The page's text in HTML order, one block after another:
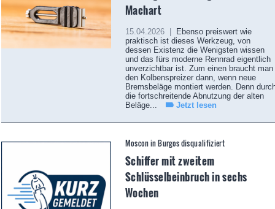
Machart
15.04.2026 |
Ebenso preiswert wie
praktisch ist dieses Werkzeug, von
dessen Existenz die Wenigsten wissen
und das fürs moderne Rennrad eigentlich
unverzichtbar ist. Zum einen braucht man
den Kolbenspreizer dann, wenn neue
Bremsbeläge montiert werden. Denn
die fortschreitende Abnutzung der alten
Beläge...
Jetzt lesen
Moscon in Burgos disqualifiziert
Schiffer mit zweitem
Schlüsselbeinbruch in sechs
Wochen